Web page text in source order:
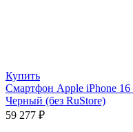
Купить
Смартфон Apple iPhone
Черный (без RuStore)
59 277 ₽